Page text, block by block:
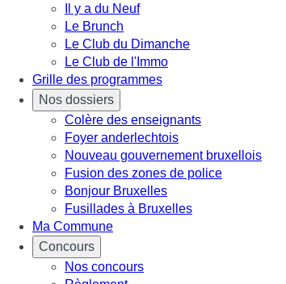
Il y a du Neuf
Le Brunch
Le Club du Dimanche
Le Club de l'Immo
Grille des programmes
Nos dossiers
Colère des enseignants
Foyer anderlechtois
Nouveau gouvernement bruxellois
Fusion des zones de police
Bonjour Bruxelles
Fusillades à Bruxelles
Ma Commune
Concours
Nos concours